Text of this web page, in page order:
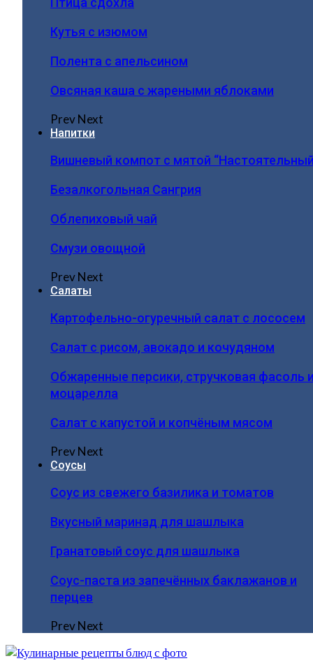
Кутья с изюмом
Полента с апельсином
Овсяная каша с жареными яблоками
PrevNext
Напитки
Вишневый компот с мятой
Безалкогольная Сангрия
Облепиховый чай
Смузи овощной
PrevNext
Салаты
Картофельно-огуречный салат с лососем
Салат с рисом, авокадо и кочудяном
Обжаренные персики, стручковая фасоль
моцарелла
Салат с капустой и копчёным мясом
PrevNext
Соусы
Соус из свежего базилика и томатов
Вкусный маринад для шашлыка
Гранатовый соус для шашлыка
Соус-паста из запечённых баклажанов и
перцев
PrevNext